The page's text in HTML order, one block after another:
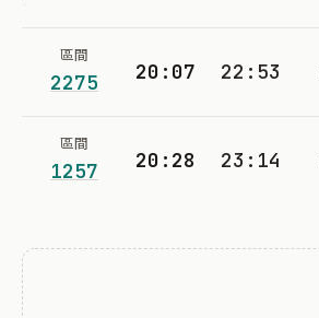
區間
2275 20:07 22:53
區間
1257 20:28 23:14